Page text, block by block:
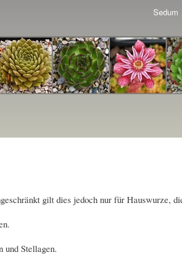
Sedum
gilt dies jedoch nur für Hauswurze,
und Stellagen.